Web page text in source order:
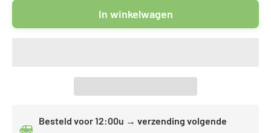
In winkelwagen
Besteld voor 12:00u → verzending volgende